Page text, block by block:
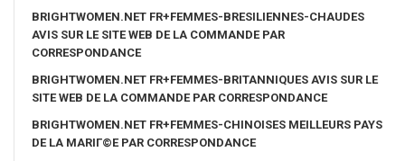
BRIGHTWOMEN.NET FR+FEMMES-BRESILIENNES-CHAUDES
AVIS SUR LE SITE WEB DE LA COMMANDE PAR
CORRESPONDANCE
BRIGHTWOMEN.NET FR+FEMMES-BRITANNIQUES AVIS SUR LE
SITE WEB DE LA COMMANDE PAR CORRESPONDANCE
BRIGHTWOMEN.NET FR+FEMMES-CHINOISES MEILLEURS PAYS
DE LA MARIГ©E PAR CORRESPONDANCE